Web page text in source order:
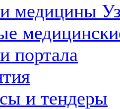
медицины
портала
и тендеры